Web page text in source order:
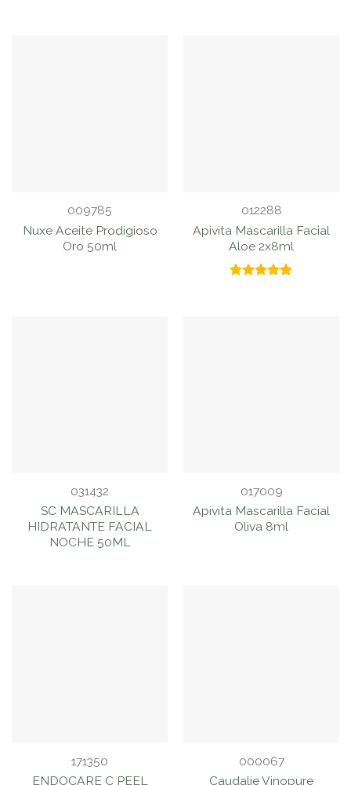
009785
Nuxe Aceite Prodigioso
Oro 50ml
012288
Apivita Mascarilla Facial
Aloe 2x8ml
031432
SC MASCARILLA
HIDRATANTE FACIAL
NOCHE 50ML
017009
Apivita Mascarilla Facial
Oliva 8ml
171350
ENDOCARE C PEEL
000067
Caudalie Vinopure